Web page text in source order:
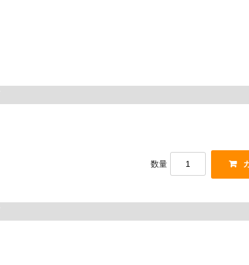
数量